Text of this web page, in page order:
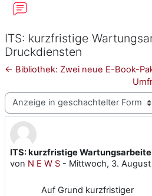
ITS: kurzfristige
Druckdiensten
← Bibliothek: Zwei neue E-Book-
Anzeigemodus
ITS: kurzfristige
von N E W S - Mittwoch, 3.
Anzahl Antworten: 0
Auf Grund kurzfristiger